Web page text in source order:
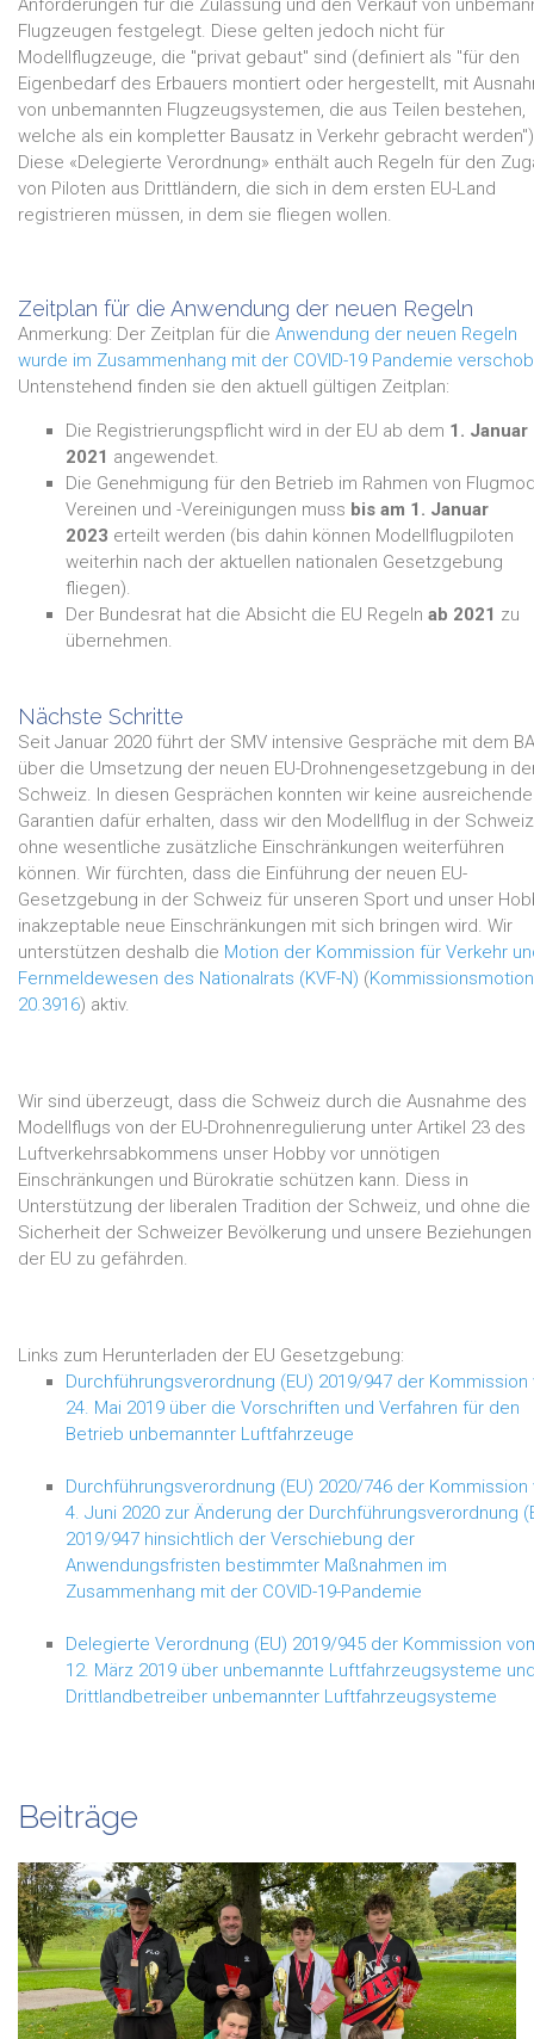
Anforderungen für die Zulassung und den Verkauf von
Flugzeugen festgelegt. Diese gelten jedoch nicht für
Modellflugzeuge, die "privat gebaut" sind (definiert als "für den
Eigenbedarf des Erbauers montiert oder hergestellt, mit
von unbemannten Flugzeugsystemen, die aus Teilen bestehen,
welche als ein kompletter Bausatz in Verkehr gebracht
Diese «Delegierte Verordnung» enthält auch Regeln für den
von Piloten aus Drittländern, die sich in dem ersten EU-Land
registrieren müssen, in dem sie fliegen wollen.
Zeitplan für die Anwendung der neuen Regeln
Anmerkung: Der Zeitplan für die Anwendung der neuen Regeln
wurde im Zusammenhang mit der COVID-19 Pandemie
Untenstehend finden sie den aktuell gültigen Zeitplan:
Die Registrierungspflicht wird in der EU ab dem 1. Januar
2021 angewendet.
Die Genehmigung für den Betrieb im Rahmen von
Vereinen und -Vereinigungen muss bis am 1. Januar
2023 erteilt werden (bis dahin können Modellflugpiloten
weiterhin nach der aktuellen nationalen Gesetzgebung
fliegen).
Der Bundesrat hat die Absicht die EU Regeln ab 2021 zu
übernehmen.
Nächste Schritte
Seit Januar 2020 führt der SMV intensive Gespräche mit dem
über die Umsetzung der neuen EU-Drohnengesetzgebung in
Schweiz. In diesen Gesprächen konnten wir keine
Garantien dafür erhalten, dass wir den Modellflug in der Schweiz
ohne wesentliche zusätzliche Einschränkungen weiterführen
können. Wir fürchten, dass die Einführung der neuen EU-
Gesetzgebung in der Schweiz für unseren Sport und unser
inakzeptable neue Einschränkungen mit sich bringen wird. Wir
unterstützen deshalb die Motion der Kommission für Verkehr
Fernmeldewesen des Nationalrats (KVF-N) (Kommissionsmotion
20.3916) aktiv.
Wir sind überzeugt, dass die Schweiz durch die Ausnahme des
Modellflugs von der EU-Drohnenregulierung unter Artikel 23 des
Luftverkehrsabkommens unser Hobby vor unnötigen
Einschränkungen und Bürokratie schützen kann. Diess in
Unterstützung der liberalen Tradition der Schweiz, und ohne die
Sicherheit der Schweizer Bevölkerung und unsere
der EU zu gefährden.
Links zum Herunterladen der EU Gesetzgebung:
Durchführungsverordnung (EU) 2019/947 der Kommission
24. Mai 2019 über die Vorschriften und Verfahren für den
Betrieb unbemannter Luftfahrzeuge
Durchführungsverordnung (EU) 2020/746 der Kommission
4. Juni 2020 zur Änderung der Durchführungsverordnung
2019/947 hinsichtlich der Verschiebung der
Anwendungsfristen bestimmter Maßnahmen im
Zusammenhang mit der COVID-19-Pandemie
Delegierte Verordnung (EU) 2019/945 der Kommission
12. März 2019 über unbemannte Luftfahrzeugsysteme
Drittlandbetreiber unbemannter Luftfahrzeugsysteme
Beiträge